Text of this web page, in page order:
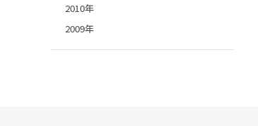
2010年
2009年